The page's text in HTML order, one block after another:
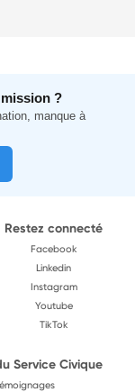
?
manque à
Restez connecté
Facebook
Linkedin
Instagram
Youtube
TikTok
Service Civique